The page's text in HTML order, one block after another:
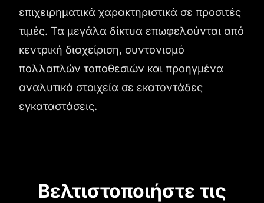
επιχειρηματικά χαρακτηριστικά σε προσιτές
τιμές. Τα μεγάλα δίκτυα επωφελούνται από
κεντρική διαχείριση, συντονισμό
πολλαπλών τοποθεσιών και προηγμένα
αναλυτικά στοιχεία σε εκατοντάδες
εγκαταστάσεις.
Βελτιστοποιήστε τις